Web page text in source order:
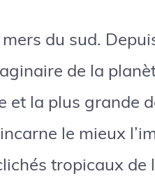
mers du sud.
de la
et la plus grande
le mieux
tropicaux de